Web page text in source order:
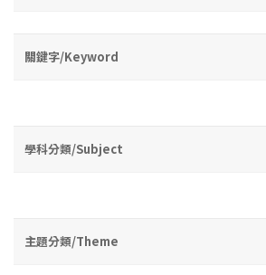
關鍵字/Keyword
學科分類/Subject
主題分類/Theme